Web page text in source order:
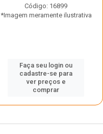
Código: 16899
*Imagem meramente ilustrativa
Faça seu login ou
cadastre-se para
ver preços e
comprar